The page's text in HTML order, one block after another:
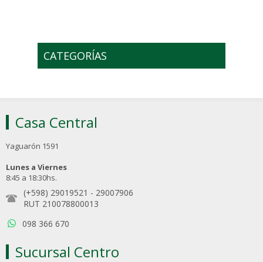
CATEGORÍAS
Casa Central
Yaguarón 1591
Lunes a Viernes
8:45 a 18:30hs.
(+598) 29019521 - 29007906
RUT 210078800013
098 366 670
Sucursal Centro